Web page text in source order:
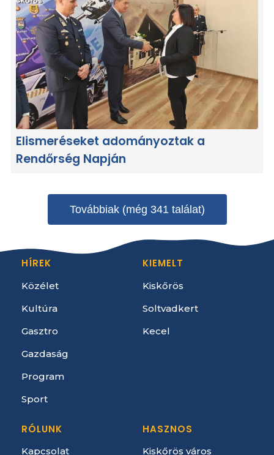
Elismeréseket adományoztak a
Rendőrség Napján
Továbbiak (még 341 találat)
HÍREK
Közélet
Kultúra
Gasztro
Gazdaság
Program
Sport
KIEMELT
Kiskőrös
Soltvadkert
Kecel
RÓLUNK
Kapcsolat
HASZNOS
Kiskőrös város